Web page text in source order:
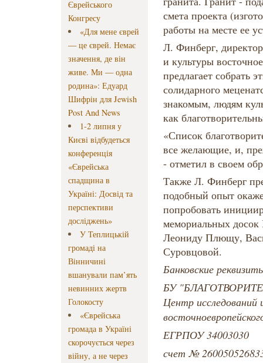
Єврейського
Конгресу
«Для мене єврей
— це єврей. Немає
значення, де він
живе. Ми — одна
родина»: Едуард
Шифрін для Jewish
Post And News
1-2 липня у
Києві відбудеться
конференція
«Єврейська
спадщина в
Україні: Досвід та
перспективи
досліджень»
У Теплицькій
громаді на
Вінничині
вшанували пам’ять
невинних жертв
Голокосту
«Єврейська
громада в Україні
скорочується через
війну, а не через
смета проекта
работы на месте ее
Л. Финберг,
и культуры
предлагает собрать
солидарного
знакомым, людям
как
«Список
все желающие, и,
- отметил в своем
Также Л. Финберг
подобный опыт
попробовать
мемориальных
Леониду Плющу,
Суровцовой.
Банковские
БУ
Центр исследований
ЕГРПОУ 34003030
счет №